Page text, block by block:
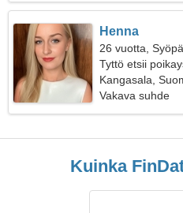
Henna
26 vuotta, Syöpä
Tyttö etsii
Kangasala,
Vakava suhde
Kuinka